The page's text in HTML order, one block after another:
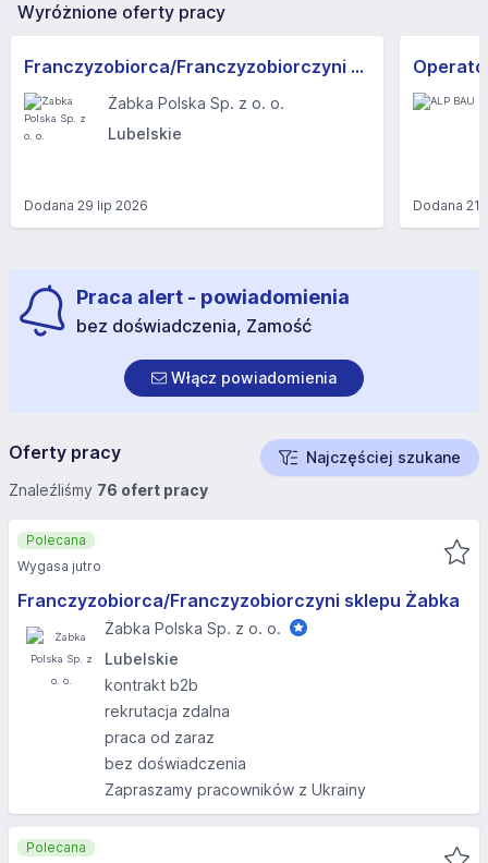
Wyróżnione oferty pracy
Franczyzobiorca/Franczyzobiorczyni sklepu Żabka
Żabka Polska Sp. z o. o.
Lubelskie
Dodana 29 lip 2026 Dodana21
Praca alert - powiadomienia
bez doświadczenia, Zamość
Włącz powiadomienia
Oferty pracy
Najczęściej szukane
Znaleźliśmy 76 ofert pracy
Franczyzobiorca/Franczyzobiorczyni sklepu Żabka
Żabka Polska Sp. z o. o.
Lubelskie
kontrakt b2b
rekrutacja zdalna
praca od zaraz
bez doświadczenia
Zapraszamy pracowników z Ukrainy
Polecana
Wygasa jutro
Polecana